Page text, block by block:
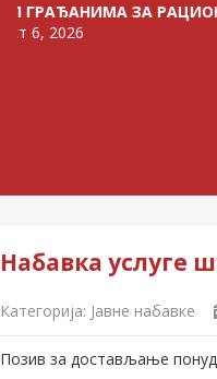
ЗА РАЦИОНАЛНУ
Набавка услуге
Категорија: Јавне набавке
Позив за достављање